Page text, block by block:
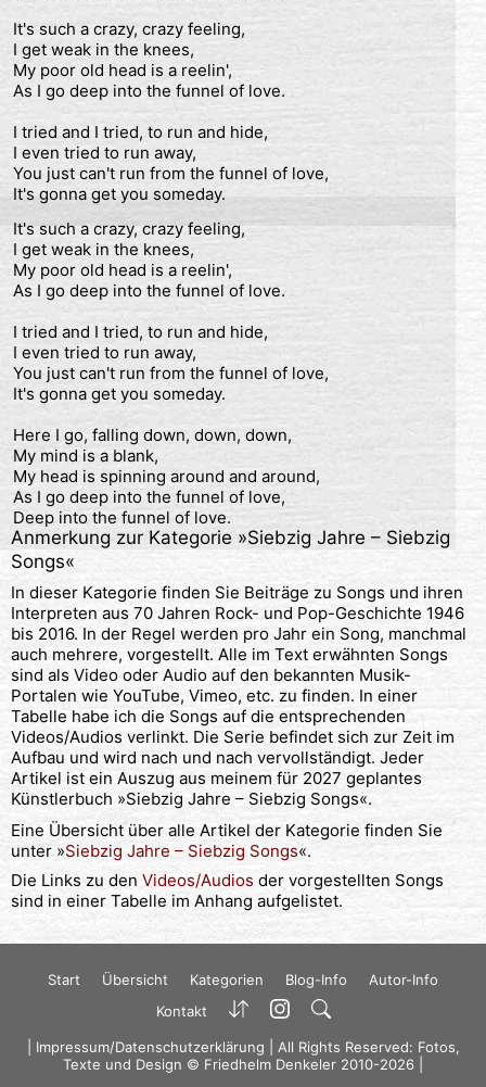
It's such a crazy, crazy feeling,
I get weak in the knees,
My poor old head is a reelin',
As I go deep into the funnel of love.
I tried and I tried, to run and hide,
I even tried to run away,
You just can't run from the funnel of love,
It's gonna get you someday.
It's such a crazy, crazy feeling,
I get weak in the knees,
My poor old head is a reelin',
As I go deep into the funnel of love.
I tried and I tried, to run and hide,
I even tried to run away,
You just can't run from the funnel of love,
It's gonna get you someday.
Here I go, falling down, down, down,
My mind is a blank,
My head is spinning around and around,
As I go deep into the funnel of love,
Deep into the funnel of love.
Anmerkung zur Kategorie »Siebzig Jahre – Siebzig
Songs«
In dieser Kategorie finden Sie Beiträge zu Songs und ihren
Interpreten aus 70 Jahren Rock- und Pop-Geschichte 1946
bis 2016. In der Regel werden pro Jahr ein Song, manchmal
auch mehrere, vorgestellt. Alle im Text erwähnten Songs
sind als Video oder Audio auf den bekannten Musik-
Portalen wie YouTube, Vimeo, etc. zu finden. In einer
Tabelle habe ich die Songs auf die entsprechenden
Videos/Audios verlinkt. Die Serie befindet sich zur Zeit im
Aufbau und wird nach und nach vervollständigt. Jeder
Artikel ist ein Auszug aus meinem für 2027 geplantes
Künstlerbuch »Siebzig Jahre – Siebzig Songs«.
Eine Übersicht über alle Artikel der Kategorie finden Sie
unter »Siebzig Jahre – Siebzig Songs«.
Die Links zu den Videos/Audios der vorgestellten Songs
sind in einer Tabelle im Anhang aufgelistet.
Start Übersicht Kategorien Blog-Info
Autor-Info
Kontakt
Impressum/Datenschutzerklärung | All Rights Reserved: Fotos,
Texte und Design © Friedhelm Denkeler 2010-2026 |